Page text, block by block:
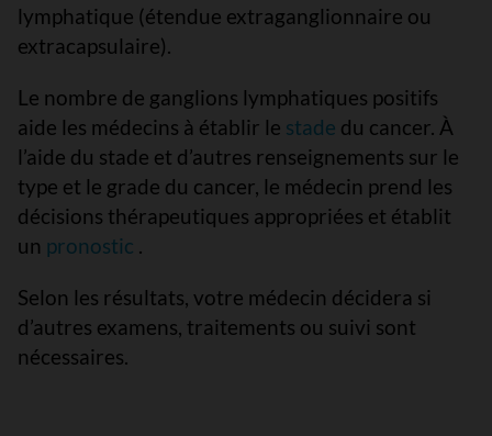
lymphatique (étendue extraganglionnaire ou
extracapsulaire).
Le nombre de ganglions lymphatiques positifs
aide les médecins à établir le stade du cancer. À
l’aide du stade et d’autres renseignements sur le
type et le grade du cancer, le médecin prend les
décisions thérapeutiques appropriées et établit
un pronostic .
Selon les résultats, votre médecin décidera si
d’autres examens, traitements ou suivi sont
nécessaires.